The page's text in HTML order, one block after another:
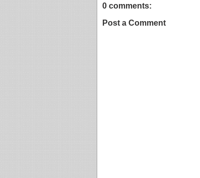
0 comments:
Post a Comment